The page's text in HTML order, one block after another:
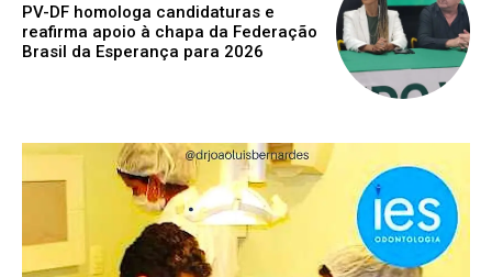
PV-DF homologa candidaturas e
reafirma apoio à chapa da Federação
Brasil da Esperança para 2026